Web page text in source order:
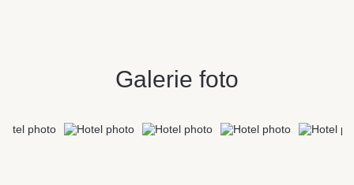
neuitat cu pachetul nostru de cazare și
Galerie foto